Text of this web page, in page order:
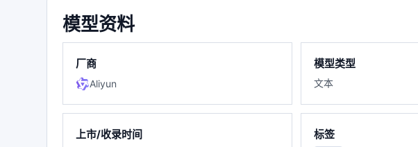
模型资料
厂商
Aliyun
模型类型
文本
上市/收录时间 标签